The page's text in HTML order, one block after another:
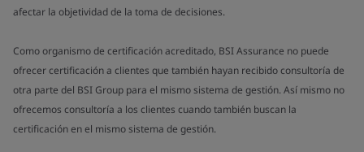
afectar la objetividad de la toma de decisiones.
Como organismo de certificación acreditado, BSI Assurance no puede
ofrecer certificación a clientes que también hayan recibido consultoría de
otra parte del BSI Group para el mismo sistema de gestión. Así mismo no
ofrecemos consultoría a los clientes cuando también buscan la
certificación en el mismo sistema de gestión.